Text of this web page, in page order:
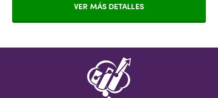
VER MÁS DETALLES